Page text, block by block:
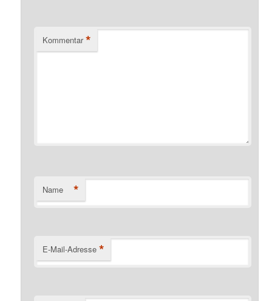
Kommentar *
Name *
E-Mail-Adresse *